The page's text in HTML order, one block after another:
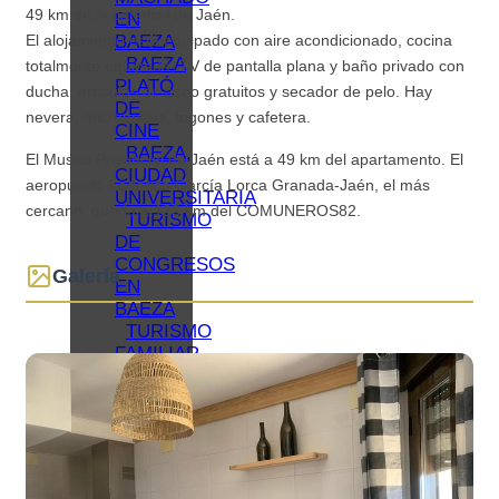
EN
BAEZA
BAEZA
PLATÓ
DE
CINE
BAEZA,
CIUDAD
UNIVERSITARIA
TURISMO
DE
CONGRESOS
EN
BAEZA
TURISMO
FAMILIAR
EN
BAEZA
REDES
COLABORATIVAS
BAEZA
49 km de la catedral de Jaén.
El alojamiento está equipado con aire acondicionado, cocina
totalmente equipada, TV de pantalla plana y baño privado con
ducha, artículos de aseo gratuitos y secador de pelo. Hay
nevera, microondas, fogones y cafetera.
El Museo Provincial de Jaén está a 49 km del apartamento. El
aeropuerto Federico García Lorca Granada-Jaén, el más
cercano, queda a 133 km del COMUNEROS82.
Galería